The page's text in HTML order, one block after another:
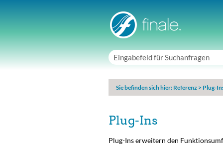
Sie befinden sich hier: Referenz > Plug-
Plug-Ins
Plug-Ins erweitern den